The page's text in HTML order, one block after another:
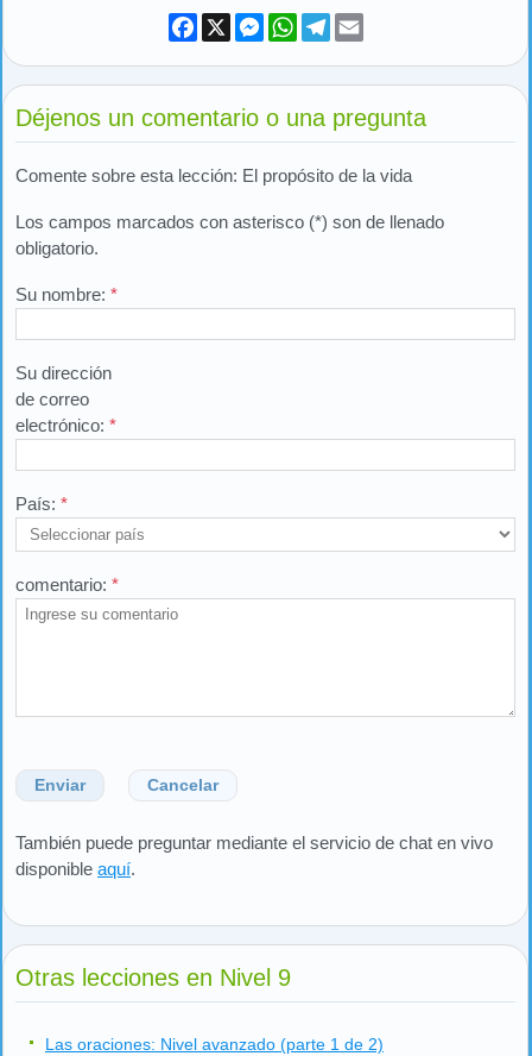
Facebook
X Messenger
WhatsApp
Telegram
Déjenos un comentario o una pregunta
Comente sobre esta lección: El propósito de la vida
Los campos marcados con asterisco (*) son de llenado
obligatorio.
Su nombre: *
Su dirección
de correo
electrónico: *
País: *
comentario: *
Enviar Cancelar
También puede preguntar mediante el servicio de chat en vivo
disponible aquí.
Otras lecciones en Nivel 9
Las oraciones: Nivel avanzado (parte 1 de 2)